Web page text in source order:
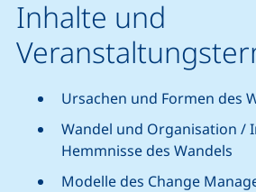
Inhalte und
Ursachen und Formen des
Wandel und Organisation /
Hemmnisse des Wandels
Modelle des Change